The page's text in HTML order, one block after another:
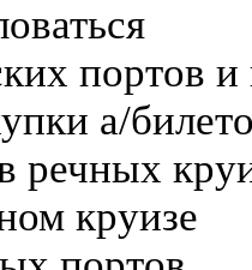
портов и
а/
речных
круизе